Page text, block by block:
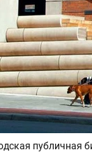
публичная